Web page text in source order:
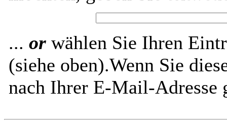
... or wählen Sie Ihren
(siehe oben).Wenn Sie
nach Ihrer E-Mail-Adresse